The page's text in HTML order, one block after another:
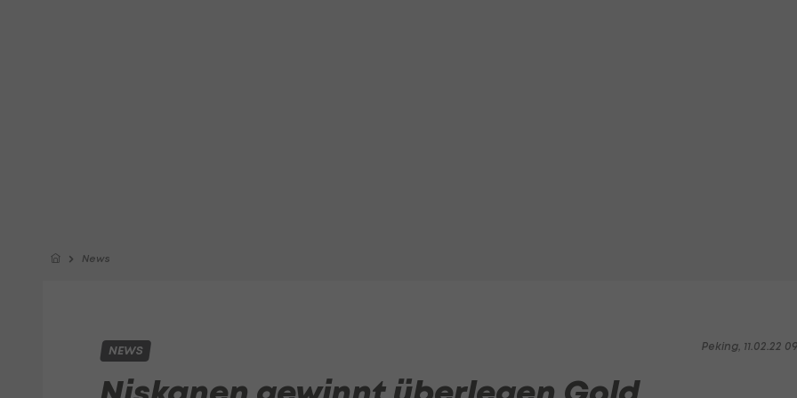
News
Peking, 11.02.22
NEWS